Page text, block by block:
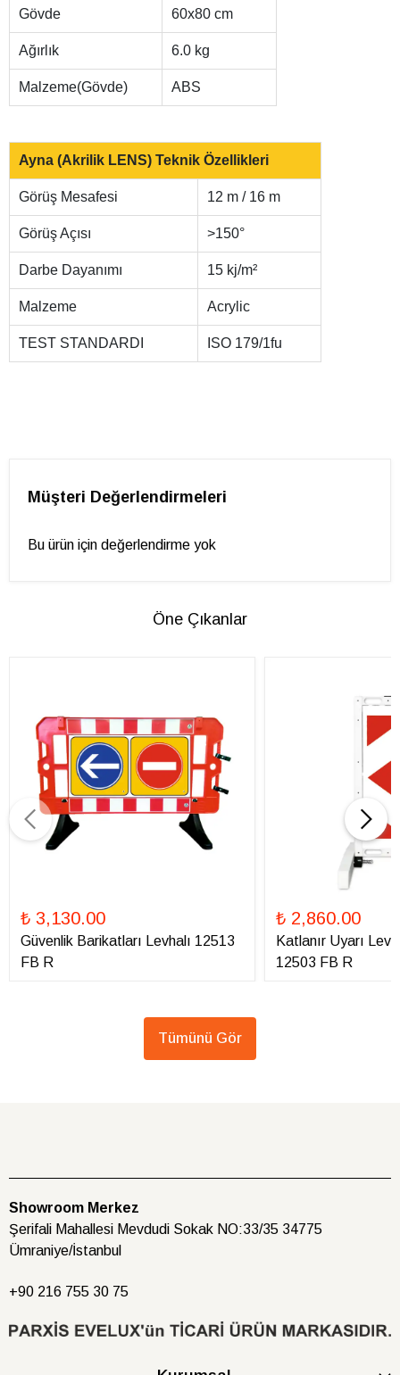
Gövde 60x80 cm
Ağırlık 6.0 kg
Malzeme(Gövde) ABS
Ayna (Akrilik LENS) Teknik Özellikleri
Görüş Mesafesi 12 m / 16 m
Görüş Açısı >150°
Darbe Dayanımı 15 kj/m²
Malzeme Acrylic
TEST STANDARDI ISO 179/1fu
Müşteri Değerlendirmeleri
Bu ürün için değerlendirme yok
Öne Çıkanlar
₺ 3,130.00
Güvenlik Barikatları Levhalı 12513
FB R
₺ 2,860.00
Katlanır Uyarı
12503 FB R
Tümünü Gör
Showroom Merkez
Şerifali Mahallesi Mevdudi Sokak NO:33/35 34775
Ümraniye/İstanbul
+90 216 755 30 75